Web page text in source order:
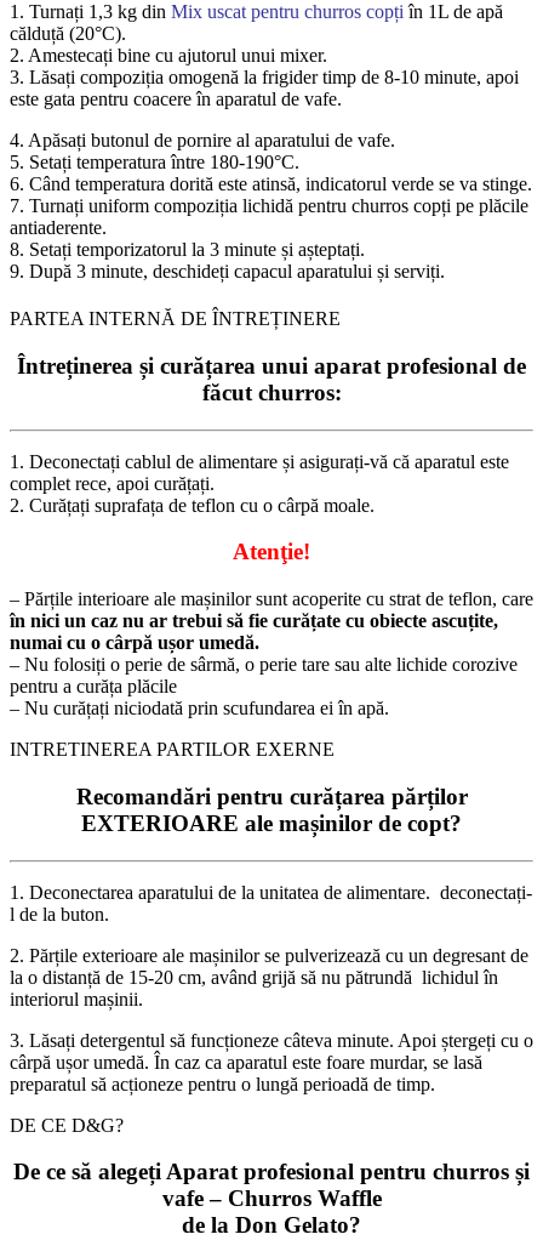
1. Turnați 1,3 kg din Mix uscat pentru churros copți în 1L de apă
călduță (20°C).
2. Amestecați bine cu ajutorul unui mixer.
3. Lăsați compoziția omogenă la frigider timp de 8-10 minute, apoi
este gata pentru coacere în aparatul de vafe.
4. Apăsați butonul de pornire al aparatului de vafe.
5. Setați temperatura între 180-190°C.
6. Când temperatura dorită este atinsă, indicatorul verde se va stinge.
7. Turnați uniform compoziția lichidă pentru churros copți pe plăcile
antiaderente.
8. Setați temporizatorul la 3 minute și așteptați.
9. După 3 minute, deschideți capacul aparatului și serviți.
PARTEA INTERNĂ DE ÎNTREȚINERE
Întreținerea și curățarea unui aparat profesional de
făcut churros:
1. Deconectați cablul de alimentare și asigurați-vă că aparatul este
complet rece, apoi curățați.
2. Curățați suprafața de teflon cu o cârpă moale.
Atenţie!
– Părțile interioare ale mașinilor sunt acoperite cu strat de teflon, care
în nici un caz nu ar trebui să fie curățate cu obiecte ascuțite,
numai cu o cârpă ușor umedă.
– Nu folosiți o perie de sârmă, o perie tare sau alte lichide corozive
pentru a curăța plăcile
– Nu curățați niciodată prin scufundarea ei în apă.
INTRETINEREA PARTILOR EXERNE
Recomandări pentru curățarea părților
EXTERIOARE ale mașinilor de copt?
1. Deconectarea aparatului de la unitatea de alimentare. deconectați-
l de la buton.
2. Părțile exterioare ale mașinilor se pulverizează cu un degresant de
la o distanță de 15-20 cm, având grijă să nu pătrundă lichidul în
interiorul mașinii.
3. Lăsați detergentul să funcționeze câteva minute. Apoi ștergeți cu o
cârpă ușor umedă. În caz ca aparatul este foare murdar, se lasă
preparatul să acționeze pentru o lungă perioadă de timp.
DE CE D&G?
De ce să alegeți Aparat profesional pentru churros și
vafe – Churros Waffle
de la Don Gelato?